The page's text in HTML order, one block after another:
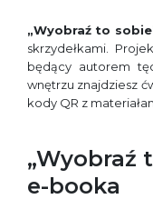
„Wyobraź to
skrzydełkami.
będący autorem
wnętrzu znajdziesz
kody QR z
„Wyobraź
e-booka